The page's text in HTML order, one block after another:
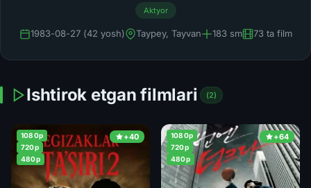
Aktyor
1983-08-27 (42 yosh) Taypey, Tayvan 183 sm 73 ta film
Ishtirok etgan filmlari (2)
+40
1080p
720p
480p
+64
1080p
720p
480p